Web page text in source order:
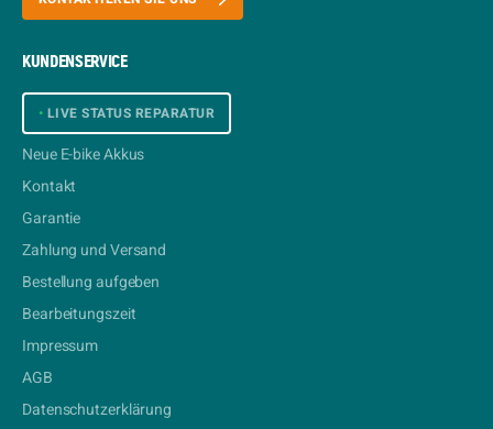
KUNDENSERVICE
• LIVE STATUS REPARATUR
Neue E-bike Akkus
Kontakt
Garantie
Zahlung und Versand
Bestellung aufgeben
Bearbeitungszeit
Impressum
AGB
Datenschutzerklärung